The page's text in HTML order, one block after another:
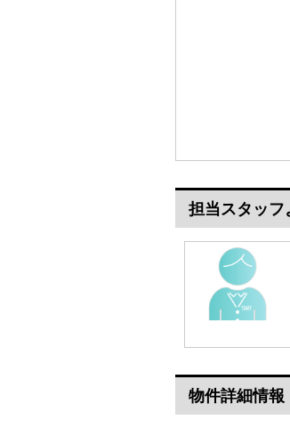
担当スタッフ
物件詳細情報